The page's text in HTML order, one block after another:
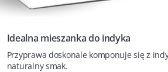
Idealna mieszanka do indyka
Przyprawa doskonale komponuje się z
naturalny smak.